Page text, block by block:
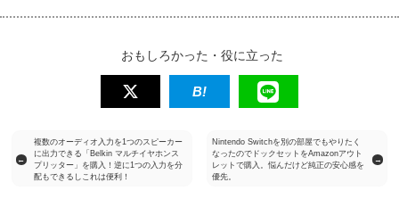
おもしろかった・役に立った
←
複数のオーディオ入力を1つのスピーカー
に出力できる「Belkin マルチイヤホンス
プリッター」を購入！逆に1つの入力を分
配もできるしこれは便利！
Nintendo Switchを別の部屋でもやりたく
なったのでドックセットをAmazonアウト
レットで購入。悩んだけど純正の安心感を
優先。
→